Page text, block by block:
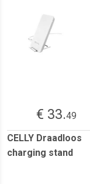
€ 33.49
CELLY Draadloos
charging stand